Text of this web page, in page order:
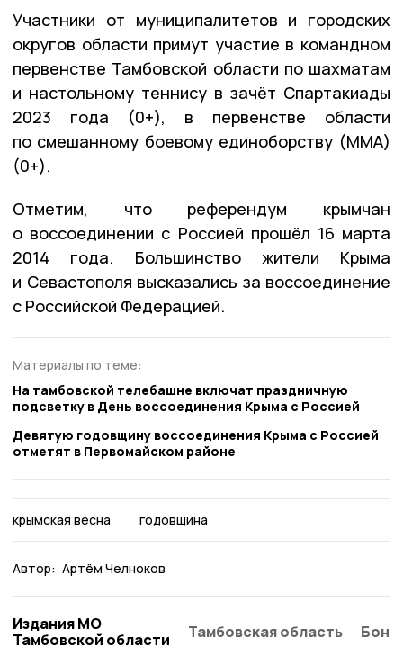
Участники от муниципалитетов и городских
округов области примут участие в командном
первенстве Тамбовской области по шахматам
и настольному теннису в зачёт Спартакиады
2023 года (0+), в первенстве области
по смешанному боевому единоборству (ММА)
(0+).
Отметим, что референдум крымчан
о воссоединении с Россией прошёл 16 марта
2014 года. Большинство жители Крыма
и Севастополя высказались за воссоединение
с Российской Федерацией.
Материалы по теме:
На тамбовской телебашне включат праздничную
подсветку в День воссоединения Крыма с Россией
Девятую годовщину воссоединения Крыма с Россией
отметят в Первомайском районе
крымская весна годовщина
Автор: Артём Челноков
Издания МО
Тамбовской области
Тамбовская область